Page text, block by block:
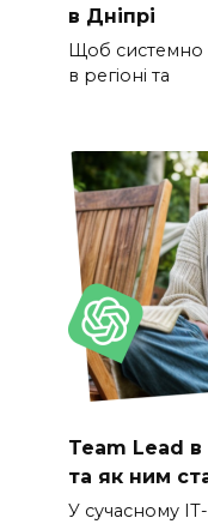
в Дніпрі
Щоб системно
в регіоні та
Team Lead в
та як ним
У сучасному